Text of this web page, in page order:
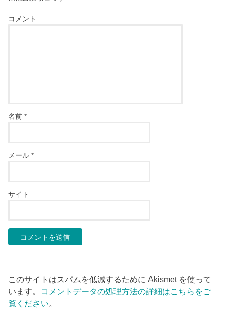
コメント
名前*
メール*
サイト
このサイトはスパムを低減するために Akismet を使って
います。 コメントデータの処理方法の詳細はこちらをご
覧ください。